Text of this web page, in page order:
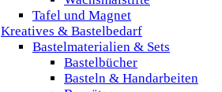
Tafel und Magnet
Kreatives & Bastelbedarf
Bastelmaterialien & Sets
Bastelbücher
Basteln & Handarbeiten